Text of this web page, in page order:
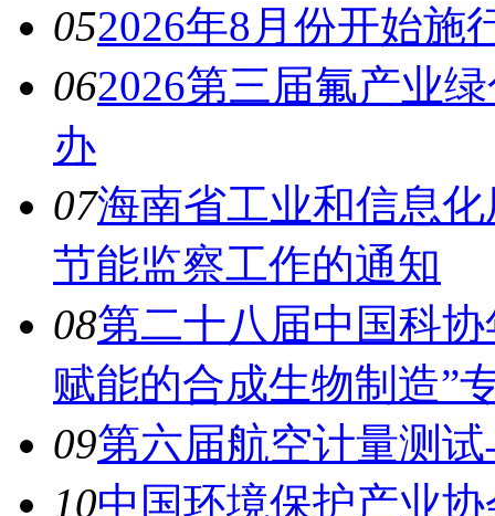
052026年8月份开始施
062026第三届氟产业
办
07海南省工业和信息
节能监察工作的通知
08第二十八届中国科
赋能的合成生物制造”
09第六届航空计量测
10中国环境保护产业